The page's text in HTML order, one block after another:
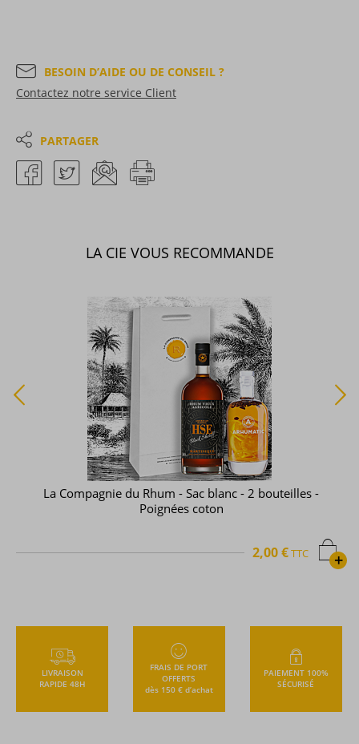
BESOIN D’AIDE OU DE CONSEIL ?
Contactez notre service Client
PARTAGER
LA CIE VOUS RECOMMANDE
La Compagnie du Rhum - Sac blanc - 2 bouteilles -
Poignées coton
+
2,00 €TTC
LIVRAISON
RAPIDE 48H
FRAIS DE PORT
OFFERTS
dès 150 € d’achat
PAIEMENT 100%
SÉCURISÉ